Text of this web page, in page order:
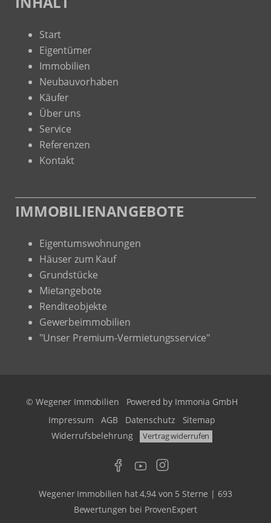
Start
Eigentümer
Immobilien
Neubauvorhaben
Käufer
Über uns
Service
Referenzen
Kontakt
IMMOBILIENANGEBOTE
Eigentumswohnungen
Häuser zum Kauf
Grundstücke
Mietangebote
Renditeobjekte
Gewerbeimmobilien
"Unser Premium-Vermietungsservice"
© Wegener Immobilien Powered by Immonia GmbH
Impressum
AGB Datenschutz
Sitemap
Widerrufsbelehrung
Vertrag widerrufen
Wegener Immobilien hat4,94von 5 Sterne | 693
Bewertungen bei ProvenExpert